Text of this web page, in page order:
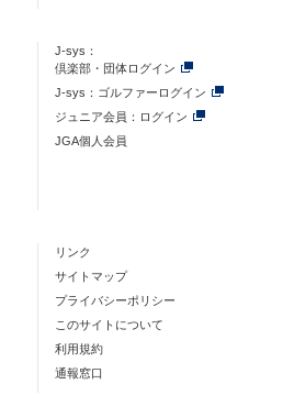
J-sys：
倶楽部・団体ログイン
J-sys：ゴルファーログイン
ジュニア会員：ログイン
JGA個人会員
リンク
サイトマップ
プライバシーポリシー
このサイトについて
利用規約
通報窓口